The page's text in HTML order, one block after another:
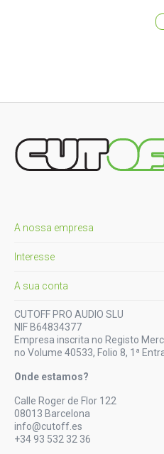
A nossa empresa
Interesse
A sua conta
CUTOFF PRO AUDIO SLU
NIF B64834377
Empresa inscrita no Registo
no Volume 40533, Folio 8, 1ª
Onde estamos?
Calle Roger de Flor 122
08013 Barcelona
info@cutoff.es
+34 93 532 32 36